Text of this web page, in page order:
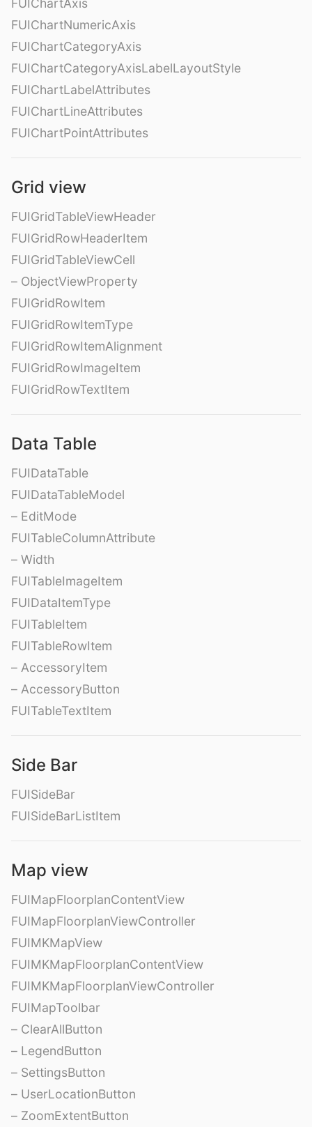
FUIChartAxis
FUIChartNumericAxis
FUIChartCategoryAxis
FUIChartCategoryAxisLabelLayoutStyle
FUIChartLabelAttributes
FUIChartLineAttributes
FUIChartPointAttributes
Grid view
FUIGridTableViewHeader
FUIGridRowHeaderItem
FUIGridTableViewCell
– ObjectViewProperty
FUIGridRowItem
FUIGridRowItemType
FUIGridRowItemAlignment
FUIGridRowImageItem
FUIGridRowTextItem
Data Table
FUIDataTable
FUIDataTableModel
– EditMode
FUITableColumnAttribute
– Width
FUITableImageItem
FUIDataItemType
FUITableItem
FUITableRowItem
– AccessoryItem
– AccessoryButton
FUITableTextItem
Side Bar
FUISideBar
FUISideBarListItem
Map view
FUIMapFloorplanContentView
FUIMapFloorplanViewController
FUIMKMapView
FUIMKMapFloorplanContentView
FUIMKMapFloorplanViewController
FUIMapToolbar
– ClearAllButton
– LegendButton
– SettingsButton
– UserLocationButton
– ZoomExtentButton